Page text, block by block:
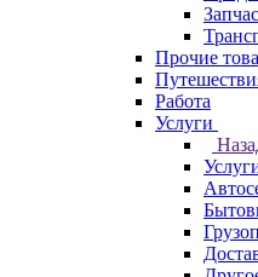
Прочие
Работа
Услуги